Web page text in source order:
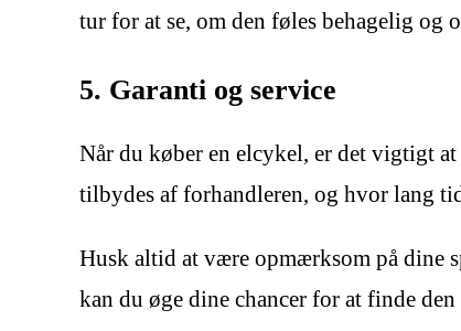
tur for at se, om den føles behagelig og
5. Garanti og service
Når du køber en elcykel, er det vigtigt
tilbydes af forhandleren, og hvor lang
Husk altid at være opmærksom på dine
kan du øge dine chancer for at finde